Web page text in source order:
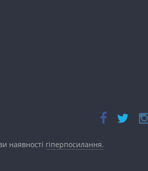
наявності гіперпосилання.